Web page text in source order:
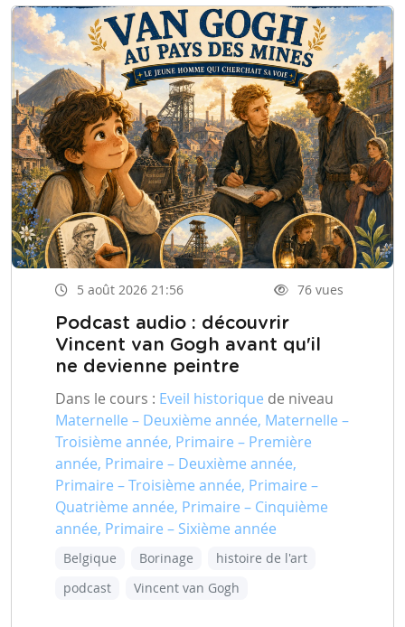
5 août 2026 21:56 76 vues
Podcast audio : découvrir
Vincent van Gogh avant qu'il
ne devienne peintre
Dans le cours : Eveil historique de niveau
Maternelle – Deuxième année, Maternelle –
Troisième année, Primaire – Première
année, Primaire – Deuxième année,
Primaire – Troisième année, Primaire –
Quatrième année, Primaire – Cinquième
année, Primaire – Sixième année
Belgique Borinage
histoire de l'art
podcast
Vincent van Gogh